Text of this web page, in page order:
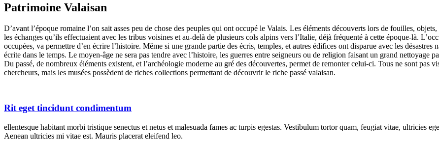
Patrimoine Valaisan
D’avant l’époque romaine l’on sait asses peu de chose des peuples qui ont occupé le Valais. Les éléments découverts lors de fouilles,
les échanges qu’ils effectuaient avec les tribus voisines et au-delà de plusieurs cols alpins vers l’Italie, déjà fréquenté à cette époque-là.
occupées, va permettre d’en écrire l’histoire. Même si une grande partie des écris, temples, et autres édifices ont disparue avec les
écrite dans le temps. Le moyen-âge ne sera pas tendre avec l’histoire, les guerres entre seigneurs ou de religion faisant un grand nettoyage
Du passé, de nombreux éléments existent, et l’archéologie moderne au gré des découvertes, permet de remonter celui-ci. Tous ne sont pas
chercheurs, mais les musées possèdent de riches collections permettant de découvrir le riche passé valaisan.
Rit eget tincidunt condimentum
ellentesque habitant morbi tristique senectus et netus et malesuada fames ac turpis egestas. Vestibulum tortor quam, feugiat vitae, ultricies
Aenean ultricies mi vitae est. Mauris placerat eleifend leo.